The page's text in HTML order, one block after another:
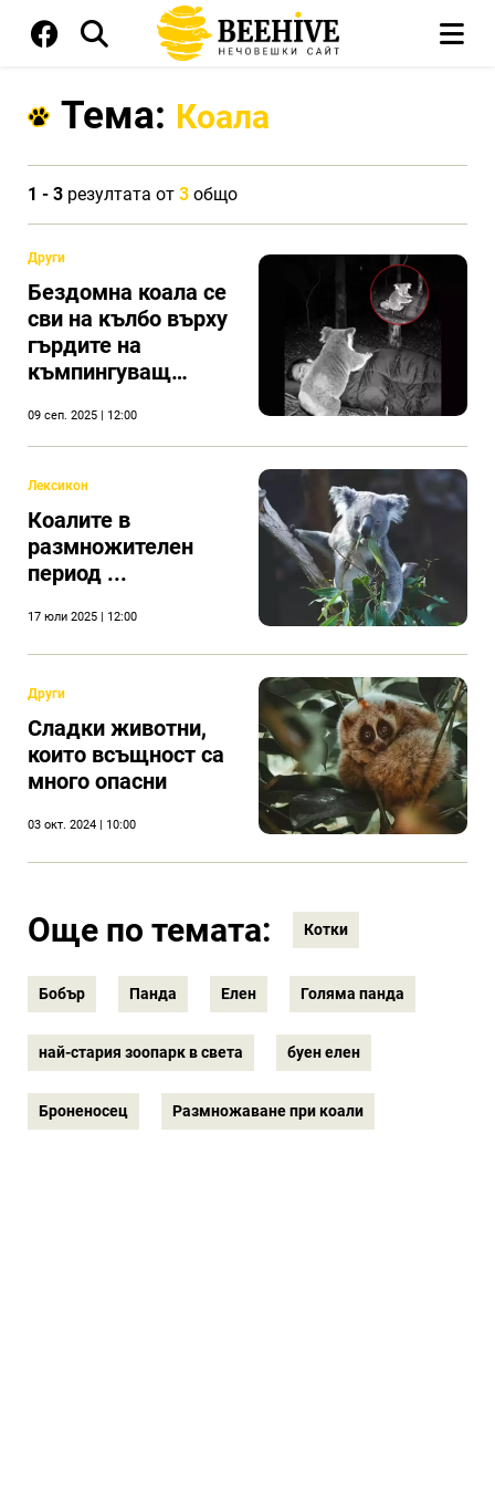
Тема: Коала
1 - 3 резултата от 3 общо
Други
Бездомна коала се
сви на кълбо върху
гърдите на
къмпингуващ
09 сеп. 2025 | 12:00
Лексикон
Коалите в
размножителен
период ...
17 юли 2025 | 12:00
Други
Сладки животни,
които всъщност са
много опасни
03 окт. 2024 | 10:00
Още по темата: Котки
Бобър Панда Елен Голяма панда
най-стария зоопарк в света буен елен
Броненосец Размножаване при коали